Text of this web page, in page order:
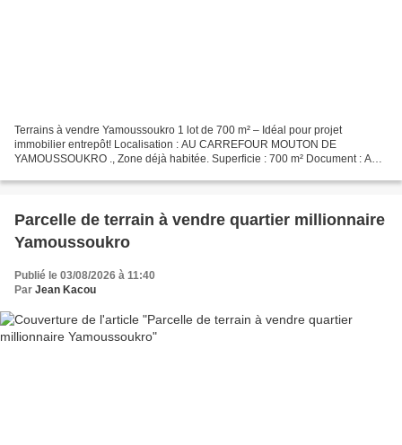
Terrains à vendre Yamoussoukro 1 lot de 700 m² – Idéal pour projet
immobilier entrepôt! Localisation : AU CARREFOUR MOUTON DE
YAMOUSSOUKRO ., Zone déjà habitée. Superficie : 700 m² Document : ACD
Parcelle de terrain à vendre quartier millionnaire
Yamoussoukro
Publié le 03/08/2026 à 11:40
Par Jean Kacou